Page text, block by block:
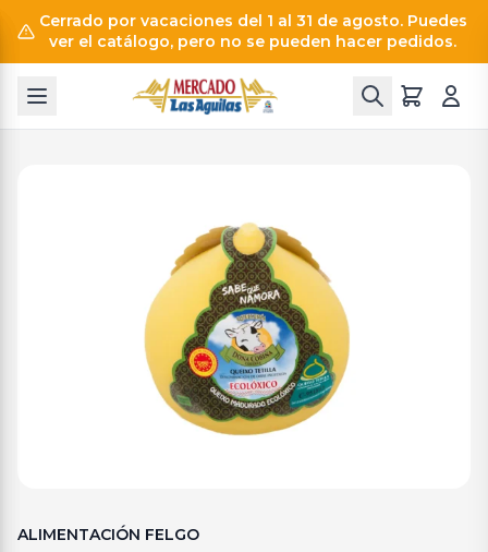
Cerrado por vacaciones del 1 al 31 de agosto. Puedes
ver el catálogo, pero no se pueden hacer pedidos.
ALIMENTACIÓN FELGO